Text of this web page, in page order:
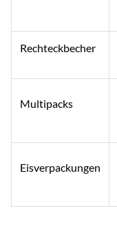
Rechteckbecher
Multipacks
Eisverpackungen